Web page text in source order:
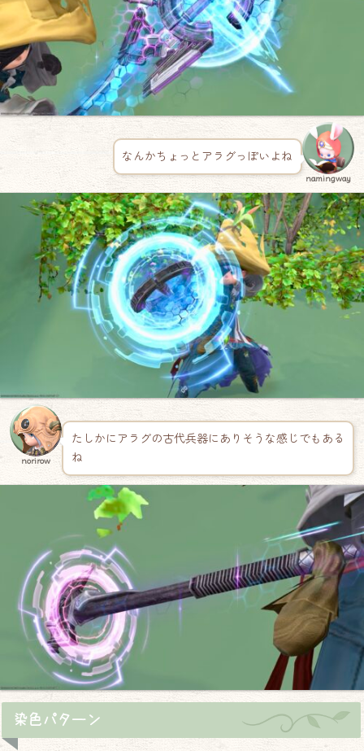
なんかちょっとアラグっぽいよね
namingway
norirow
たしかにアラグの古代兵器にありそうな感じでもある
ね
染色パターン